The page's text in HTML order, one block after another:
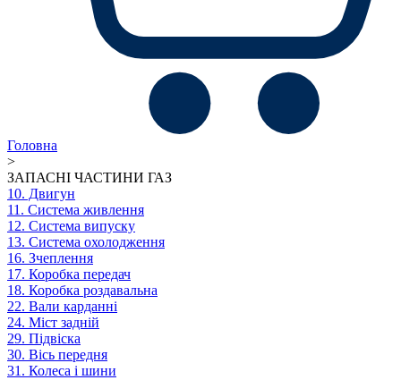
Головна
>
ЗАПАСНІ ЧАСТИНИ ГАЗ
10. Двигун
11. Система живлення
12. Система випуску
13. Система охолодження
16. Зчеплення
17. Коробка передач
18. Коробка роздавальна
22. Вали карданні
24. Міст задній
29. Підвіска
30. Вісь передня
31. Колеса і шини